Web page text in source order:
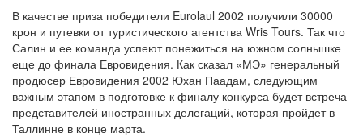
В качестве приза победители Eurolaul 2002 получили 30000
крон и путевки от туристического агентства Wris Tours. Так что
Салин и ее команда успеют понежиться на южном солнышке
еще до финала Евровидения. Как сказал «МЭ» генеральный
продюсер Евровидения 2002 Юхан Паадам, следующим
важным этапом в подготовке к финалу конкурса будет встреча
представителей иностранных делегаций, которая пройдет в
Таллинне в конце марта.